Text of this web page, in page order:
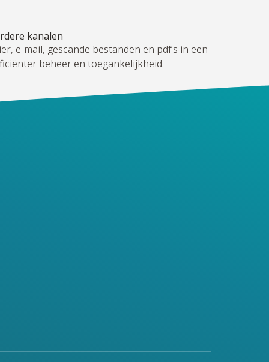
kanalen
e-mail, gescande bestanden en pdf’s in een
beheer en toegankelijkheid.